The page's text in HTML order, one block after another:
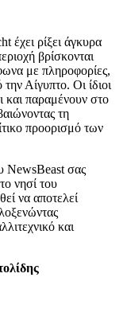
έχει ρίξει άγκυρα
βρίσκονται
με πληροφορίες,
Αίγυπτο. Οι ίδιοι
και παραμένουν στο
τη
προορισμό των
NewsBeast σας
νησί του
να αποτελεί
και